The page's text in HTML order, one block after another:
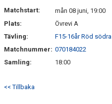
BILDGALLERI
KLUBBSHOP
Matchstart:
mån 08 juni, 19:00
Plats:
Övrevi A
Tävling:
F15-16år Röd södra
Matchnummer: 070184022
Samling:
18:00
<< Tillbaka